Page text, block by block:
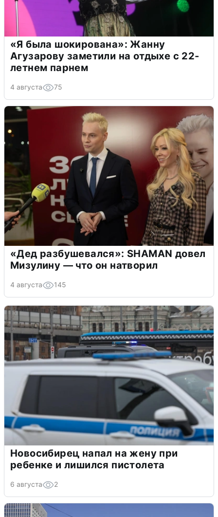
«Я была шокирована»: Жанну
Агузарову заметили на отдыхе с 22-
летнем парнем
4 августа 75
«Дед разбушевался»: SHAMAN довел
Мизулину — что он натворил
4 августа 145
Новосибирец напал на жену при
ребенке и лишился пистолета
6 августа 2